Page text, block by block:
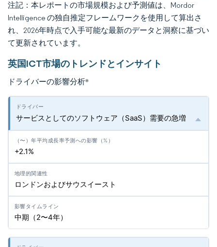
注記：本レポートの市場規模および予測値は、Mordor
Intelligence の独自推定フレームワークを使用して算出さ
れ、2026年時点で入手可能な最新のデータと洞察に基づい
て更新されています。
英国ICT市場のトレンドとインサイト
ドライバーの影響分析*
サービスとしてのソフトウェア（SaaS）需要の急増
+2.1%
ロンドンおよびサウスイースト
中期（2〜4年）